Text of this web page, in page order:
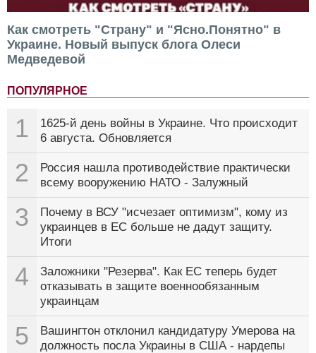
Как смотреть "Страну" и "Ясно.Понятно" в
Украине. Новый выпуск блога Олеси
Медведевой
ПОПУЛЯРНОЕ
1
1625-й день войны в Украине. Что происходит
6 августа. Обновляется
2
Россия нашла противодействие практически
всему вооружению НАТО - Залужный
3
Почему в ВСУ "исчезает оптимизм", кому из
украинцев в ЕС больше не дадут защиту.
Итоги
4
Заложники "Резерва". Как ЕС теперь будет
отказывать в защите военнообязанным
украинцам
5
Вашингтон отклонил кандидатуру Умерова на
должность посла Украины в США - нардепы